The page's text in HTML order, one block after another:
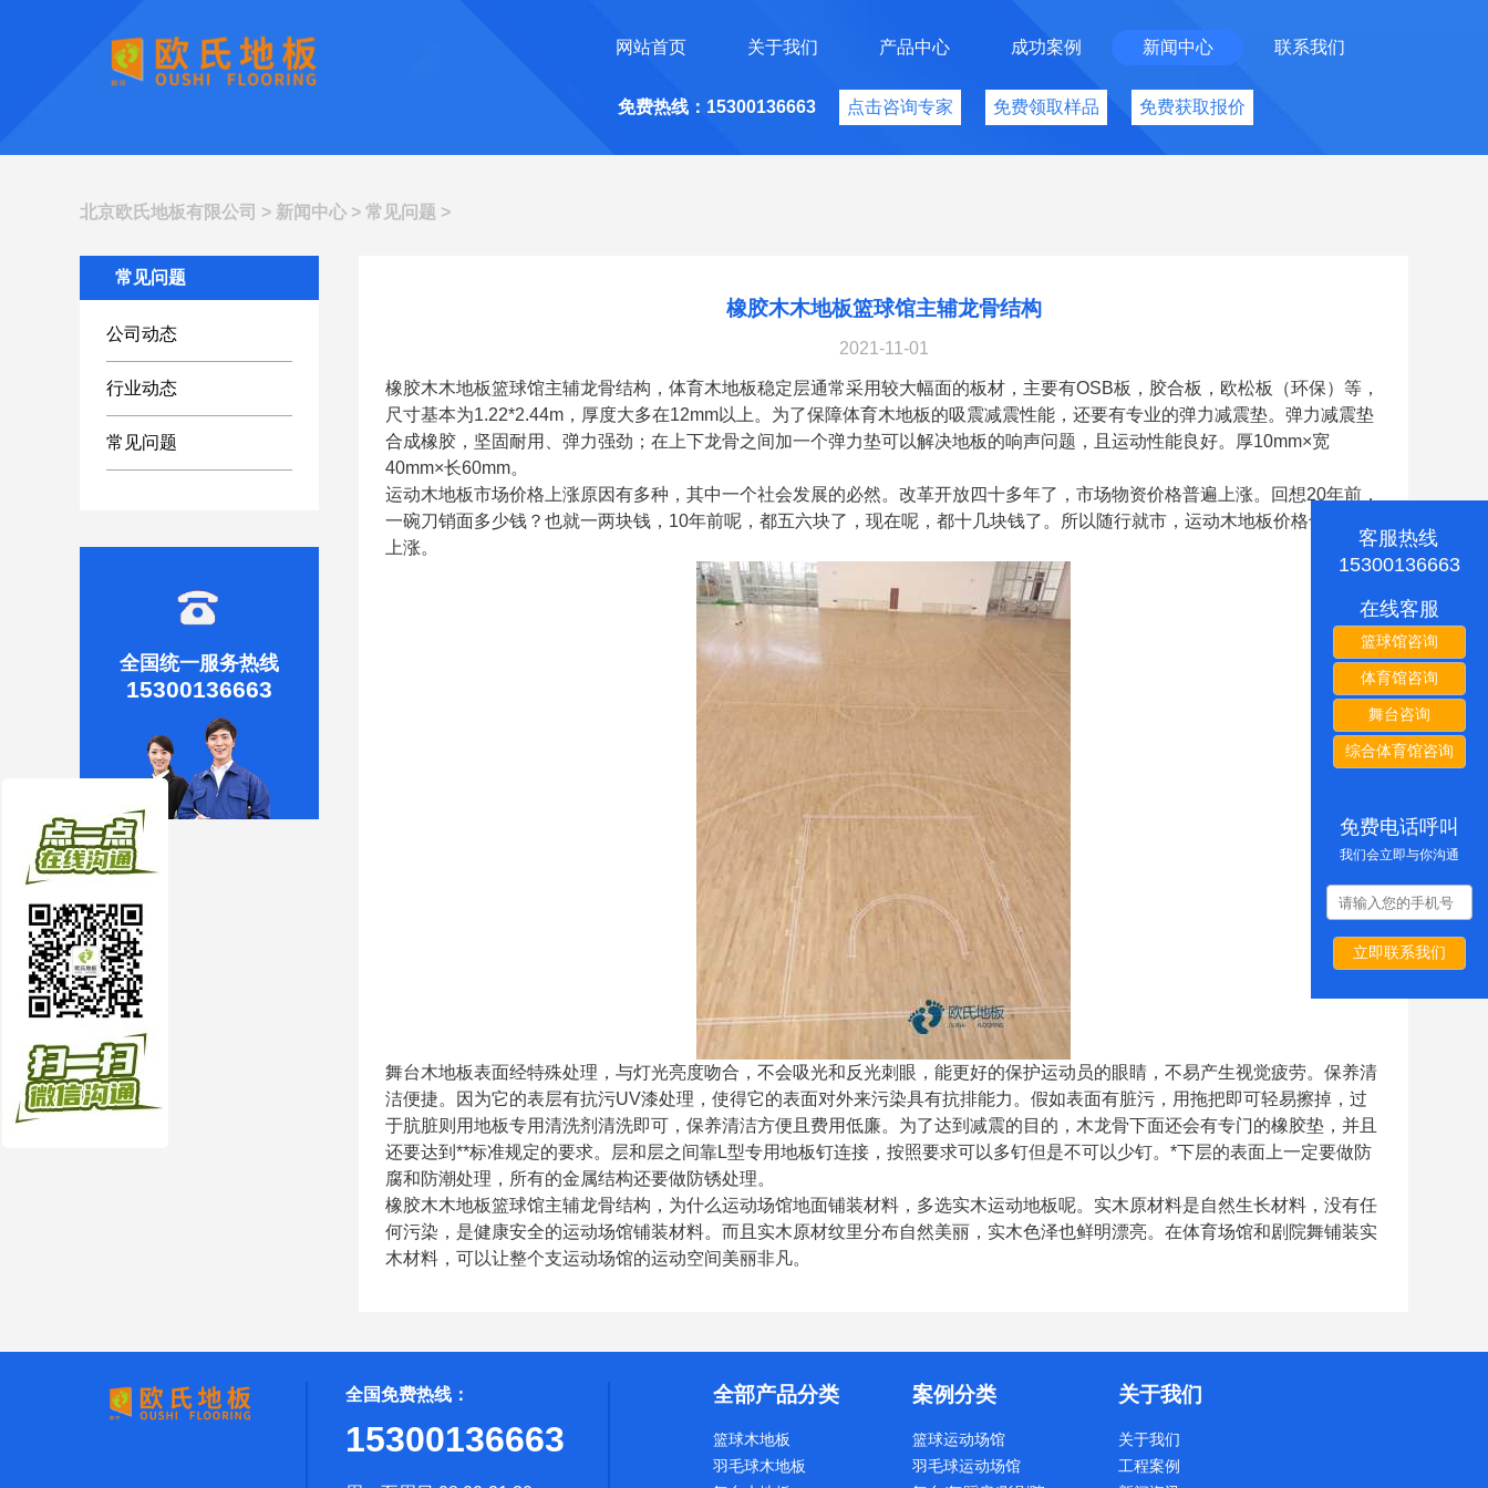
网站首页 关于我们 产品中心 成功案例 新闻中心 联系我们
免费热线：15300136663 点击咨询专家 免费领取样品 免费获取报价
北京欧氏地板有限公司 > 新闻中心 > 常见问题 >
常见问题
公司动态
行业动态
常见问题
全国统一服务热线
15300136663
橡胶木木地板篮球馆主辅龙骨结构
2021-11-01
橡胶木木地板篮球馆主辅龙骨结构，体育木地板稳定层通常采用较大幅面的板材，主要有OSB板，胶合板，欧松板（环保）等，
尺寸基本为1.22*2.44m，厚度大多在12mm以上。为了保障体育木地板的吸震减震性能，还要有专业的弹力减震垫。弹力减震垫
合成橡胶，坚固耐用、弹力强劲；在上下龙骨之间加一个弹力垫可以解决地板的响声问题，且运动性能良好。厚10mm×宽
40mm×长60mm。
运动木地板市场价格上涨原因有多种，其中一个社会发展的必然。改革开放四十多年了，市场物资价格普遍上涨。回想20年前，
一碗刀销面多少钱？也就一两块钱，10年前呢，都五六块了，现在呢，都十几块钱了。所以随行就市，运动木地板价格也会不断
上涨。
舞台木地板表面经特殊处理，与灯光亮度吻合，不会吸光和反光刺眼，能更好的保护运动员的眼睛，不易产生视觉疲劳。保养清
洁便捷。因为它的表层有抗污UV漆处理，使得它的表面对外来污染具有抗排能力。假如表面有脏污，用拖把即可轻易擦掉，过
于肮脏则用地板专用清洗剂清洗即可，保养清洁方便且费用低廉。为了达到减震的目的，木龙骨下面还会有专门的橡胶垫，并且
还要达到**标准规定的要求。层和层之间靠L型专用地板钉连接，按照要求可以多钉但是不可以少钉。*下层的表面上一定要做防
腐和防潮处理，所有的金属结构还要做防锈处理。
橡胶木木地板篮球馆主辅龙骨结构，为什么运动场馆地面铺装材料，多选实木运动地板呢。实木原材料是自然生长材料，没有任
何污染，是健康安全的运动场馆铺装材料。而且实木原材纹里分布自然美丽，实木色泽也鲜明漂亮。在体育场馆和剧院舞铺装实
木材料，可以让整个支运动场馆的运动空间美丽非凡。
全国免费热线：
15300136663
全部产品分类
篮球木地板
羽毛球木地板
案例分类
篮球运动场馆
羽毛球运动场馆
关于我们
关于我们
工程案例
客服热线
15300136663
在线客服
篮球馆咨询
体育馆咨询
舞台咨询
综合体育馆咨询
免费电话呼叫
我们会立即与你沟通
立即联系我们